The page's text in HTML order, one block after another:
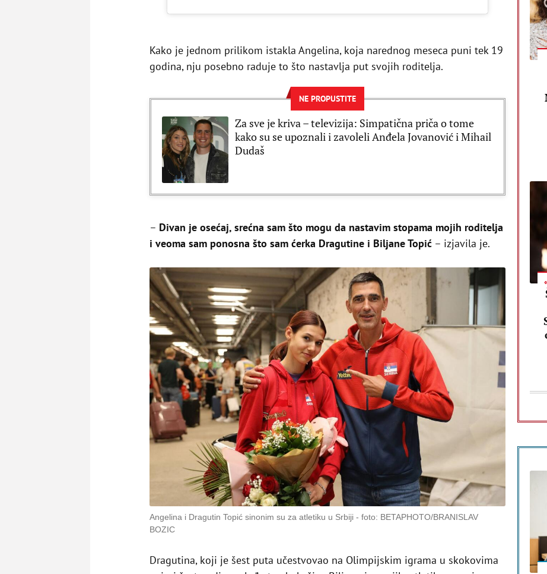
Kako je jednom prilikom istakla Angelina, koja narednog meseca puni tek 19
godina, nju posebno raduje to što nastavlja put svojih roditelja.
NE PROPUSTITE
Za sve je kriva – televizija: Simpatična priča o tome
kako su se upoznali i zavoleli Anđela Jovanović i Mihail
Dudaš
– Divan je osećaj, srećna sam što mogu da nastavim stopama mojih roditelja
i veoma sam ponosna što sam ćerka Dragutine i Biljane Topić – izjavila je.
Angelina i Dragutin Topić sinonim su za atletiku u Srbiji
foto: BETAPHOTO/BRANISLAV
BOZIC
Dragutina, koji je šest puta učestvovao na Olimpijskim igrama u skokovima